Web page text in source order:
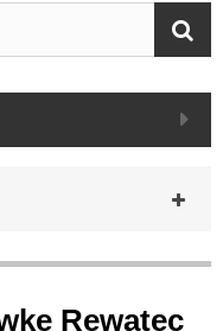
Rewatec